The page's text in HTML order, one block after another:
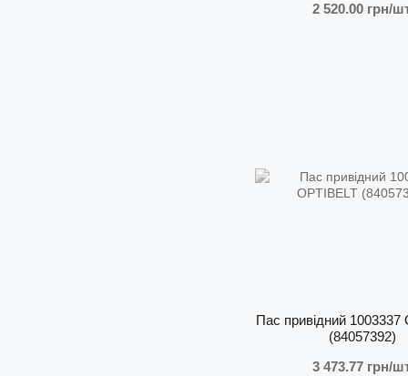
2 520.00 грн/
Пас привідний 1003337
(84057392)
3 473.77 грн/